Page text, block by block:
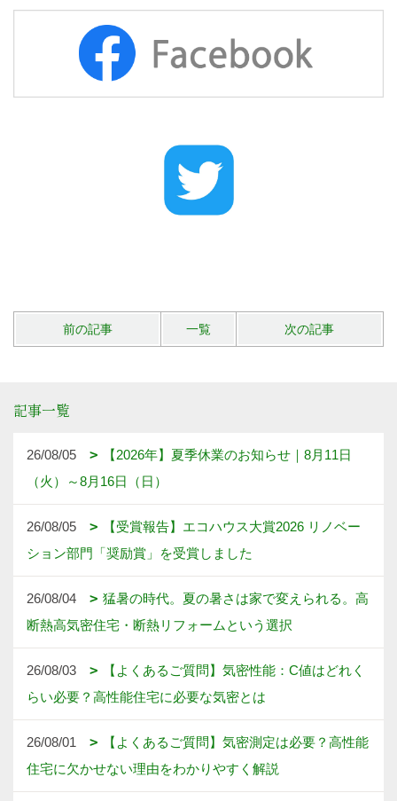
前の記事 一覧 次の記事
記事一覧
26/08/05
【2026年】夏季休業のお知らせ｜8月11日
（火）～8月16日（日）
26/08/05
【受賞報告】エコハウス大賞2026 リノベー
ション部門「奨励賞」を受賞しました
26/08/04
猛暑の時代。夏の暑さは家で変えられる。高
断熱高気密住宅・断熱リフォームという選択
26/08/03
【よくあるご質問】気密性能：C値はどれく
らい必要？高性能住宅に必要な気密とは
26/08/01
【よくあるご質問】気密測定は必要？高性能
住宅に欠かせない理由をわかりやすく解説